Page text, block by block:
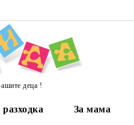
деца !
разходка За мама